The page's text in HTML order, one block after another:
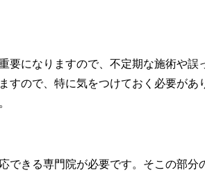
要になりますので、不定期な施術や誤
すので、特に気をつけておく必要があ
できる専門院が必要です。そこの部分